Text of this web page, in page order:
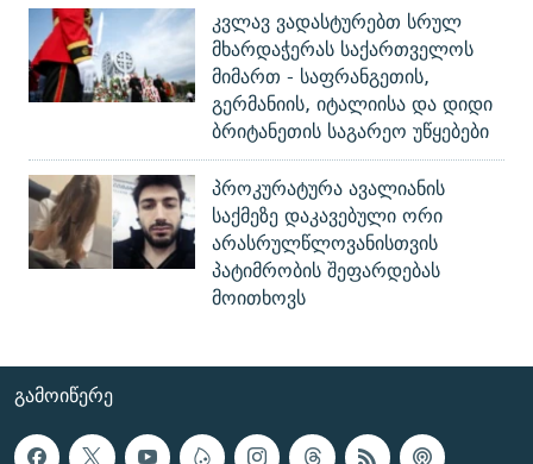
კვლავ ვადასტურებთ სრულ
მხარდაჭერას საქართველოს
მიმართ - საფრანგეთის,
გერმანიის, იტალიისა და დიდი
ბრიტანეთის საგარეო უწყებები
პროკურატურა ავალიანის
საქმეზე დაკავებული ორი
არასრულწლოვანისთვის
პატიმრობის შეფარდებას
მოითხოვს
ᲒᲐᲛᲝᲘᲬᲔᲠᲔ